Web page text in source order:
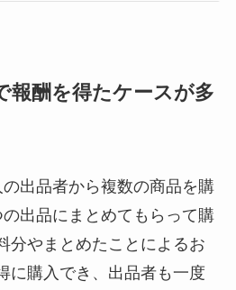
報酬を得たケースが多
出品者から複数の商品を購
出品にまとめてもらって購
分やまとめたことによるお
に購入でき、出品者も一度